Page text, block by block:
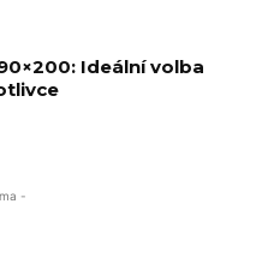
Ideální volba
-